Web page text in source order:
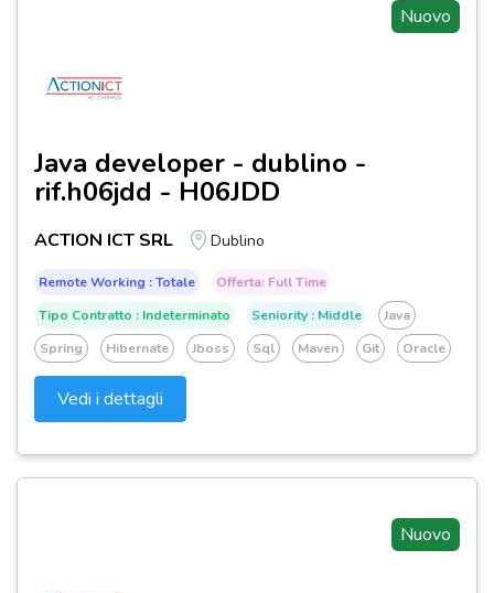
Nuovo
Java developer - dublino -
rif.h06jdd - H06JDD
ACTION ICT SRL Dublino
Remote Working : Totale
Offerta: Full Time
Tipo Contratto : Indeterminato
Seniority : Middle
Java
Spring
Hibernate Jboss Sql Maven Git Oracle
Vedi i dettagli
Nuovo